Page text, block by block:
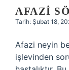
AFAZI
Tarih: Şubat 18,
Afazi neyin
işlevinden